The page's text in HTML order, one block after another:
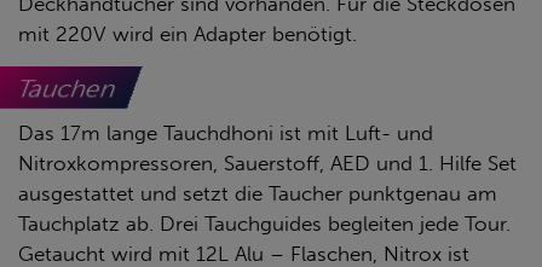
mit 220V wird ein Adapter benötigt.
Tauchen
Das 17m lange Tauchdhoni ist mit Luft- und
Nitroxkompressoren, Sauerstoff, AED und 1. Hilfe Set
ausgestattet und setzt die Taucher punktgenau am
Tauchplatz ab. Drei Tauchguides begleiten jede Tour.
Getaucht wird mit 12L Alu – Flaschen, Nitrox ist